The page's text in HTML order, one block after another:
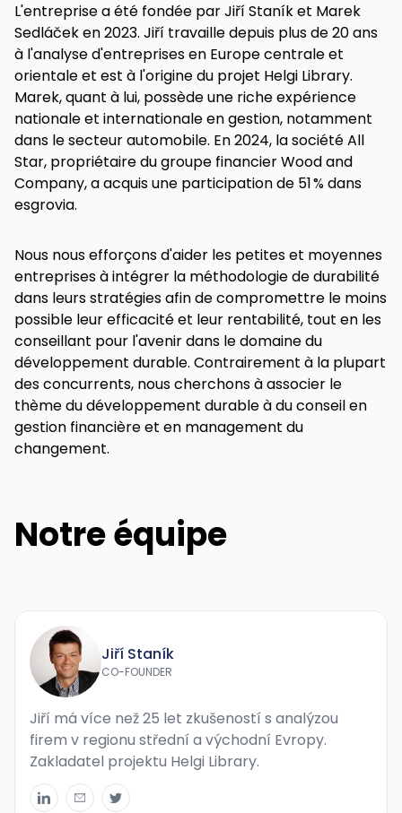
L'entreprise a été fondée par Jiří Staník et Marek
Sedláček en 2023. Jiří travaille depuis plus de 20 ans
à l'analyse d'entreprises en Europe centrale et
orientale et est à l'origine du projet Helgi Library.
Marek, quant à lui, possède une riche expérience
nationale et internationale en gestion, notamment
dans le secteur automobile. En 2024, la société All
Star, propriétaire du groupe financier Wood and
Company, a acquis une participation de 51 % dans
esgrovia.
Nous nous efforçons d'aider les petites et moyennes
entreprises à intégrer la méthodologie de durabilité
dans leurs stratégies afin de compromettre le moins
possible leur efficacité et leur rentabilité, tout en les
conseillant pour l'avenir dans le domaine du
développement durable. Contrairement à la plupart
des concurrents, nous cherchons à associer le
thème du développement durable à du conseil en
gestion financière et en management du
changement.
Notre équipe
Jiří Staník
CO-FOUNDER
Jiří má více než 25 let zkušeností s analýzou
firem v regionu střední a východní Evropy.
Zakladatel projektu Helgi Library.